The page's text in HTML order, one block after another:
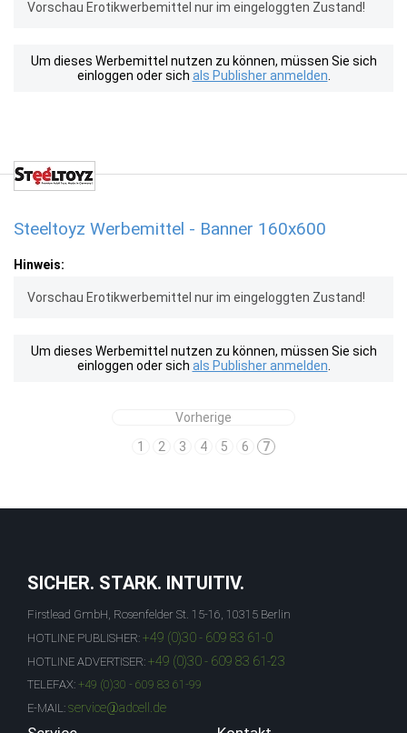
Vorschau Erotikwerbemittel nur im eingeloggten Zustand!
Um dieses Werbemittel nutzen zu können, müssen Sie sich
einloggen oder sich als Publisher anmelden
Steeltoyz Werbemittel - Banner 160x600
Hinweis:
Vorschau Erotikwerbemittel nur im eingeloggten Zustand!
Um dieses Werbemittel nutzen zu können, müssen Sie sich
einloggen oder sich als Publisher anmelden
Vorherige
1
2 3 4 5 6 7
SICHER. STARK. INTUITIV.
Firstlead GmbH, Rosenfelder St. 15-16, 10315 Berlin
HOTLINE PUBLISHER: +49 (0)30 - 609 83 61-0
HOTLINE ADVERTISER: +49 (0)30 - 609 83 61-23
TELEFAX: +49 (0)30 - 609 83 61-99
E-MAIL: service@adcell.de